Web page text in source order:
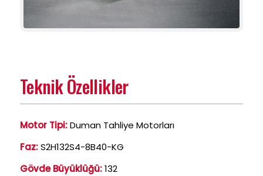
Teknik Özellikler
Motor Tipi:Duman Tahliye Motorları
Faz:S2H132S4-8B40-KG
Gövde Büyüklüğü:132